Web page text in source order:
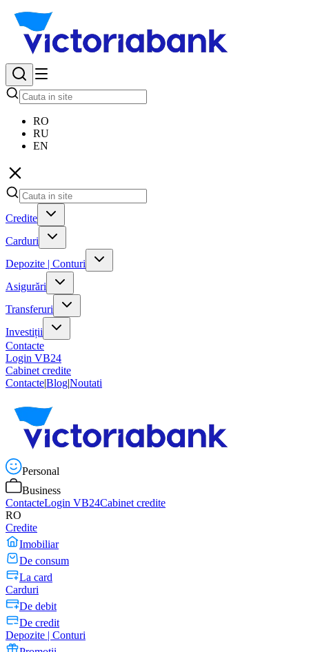
RO
RU
EN
Credite
Carduri
Depozite | Conturi
Asigurări
Transferuri
Investiții
Contacte
Login VB24
Cabinet credite
Contacte|Blog|Noutati
Personal
Business
ContacteLogin VB24Cabinet credite
RO
Credite
Imobiliar
De consum
La card
Carduri
De debit
De credit
Depozite | Conturi